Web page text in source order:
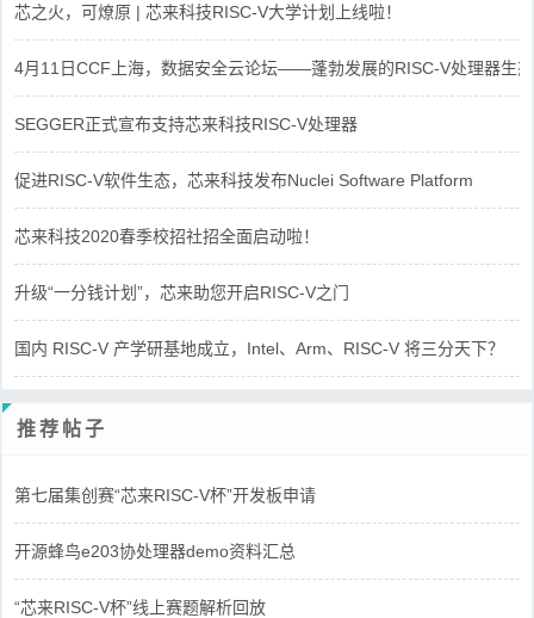
芯之火，可燎原 | 芯来科技RISC-V大学计划上线啦！
4月11日CCF上海，数据安全云论坛——蓬勃发展的RISC-V处理器生态
SEGGER正式宣布支持芯来科技RISC-V处理器
促进RISC-V软件生态，芯来科技发布Nuclei Software Platform
芯来科技2020春季校招社招全面启动啦！
升级“一分钱计划”，芯来助您开启RISC-V之门
国内 RISC-V 产学研基地成立，Intel、Arm、RISC-V 将三分天下？
推荐帖子
第七届集创赛“芯来RISC-V杯”开发板申请
开源蜂鸟e203协处理器demo资料汇总
“芯来RISC-V杯”线上赛题解析回放